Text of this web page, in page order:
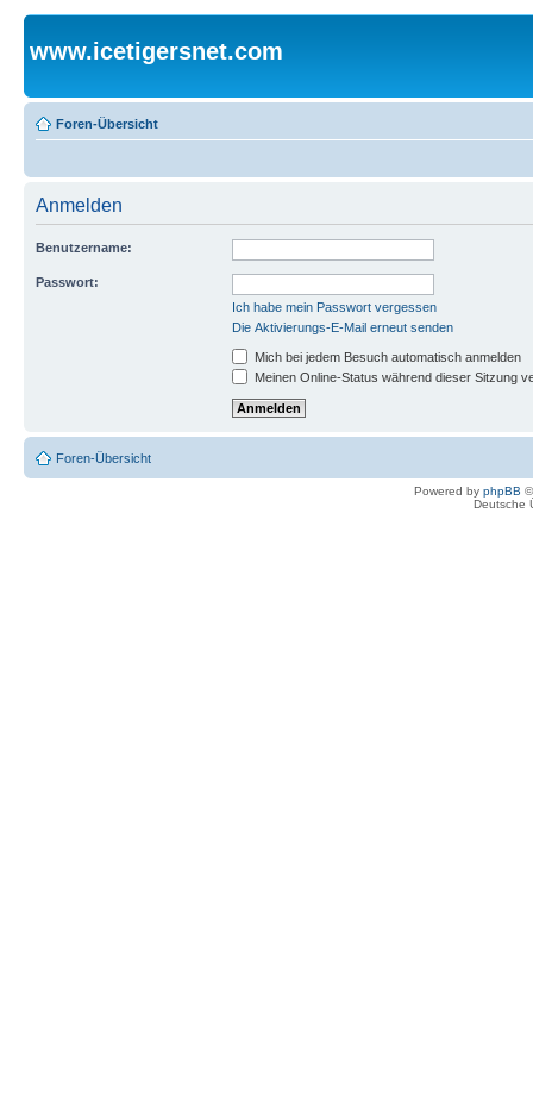
www.icetigersnet.com
Foren-Übersicht
Anmelden
Benutzername:
Passwort:
Ich habe mein Passwort vergessen
Die Aktivierungs-E-Mail erneut senden
Mich bei jedem Besuch automatisch anmelden
Meinen Online-Status während dieser Sitzung
Foren-Übersicht
Powered by phpBB
Deutsche